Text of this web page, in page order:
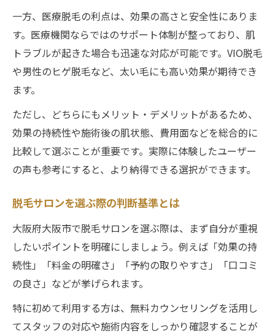
一方、医療脱毛の利点は、効果の高さと安全性にありま
す。医療機関ならではのサポート体制が整っており、肌
トラブルが起きた場合も迅速な対応が可能です。VIO脱毛
や男性のヒゲ脱毛など、太い毛にも高い効果が期待でき
ます。
ただし、どちらにもメリット・デメリットがあるため、
効果の持続性や施術後の肌状態、費用面などを総合的に
比較して選ぶことが重要です。実際に体験したユーザー
の声も参考にすると、より納得できる選択ができます。
脱毛サロンを選ぶ際の判断基準とは
大阪府大阪市で脱毛サロンを選ぶ際は、まず自分が重視
したいポイントを明確にしましょう。例えば「効果の持
続性」「料金の明確さ」「予約の取りやすさ」「口コミ
の良さ」などが挙げられます。
特に初めて利用する方は、無料カウンセリングを活用し
てスタッフの対応や施術内容をしっかり確認することが